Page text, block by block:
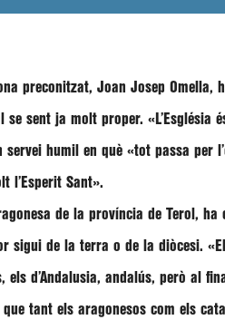
preconitzat, Joan Josep Omella,
se sent ja molt proper. «L’Església
servei humil en què «tot passa per
l’Esperit Sant».
de la província de Terol,
sigui de la terra o de la diòcesi.
els d’Andalusia, andalús, però al
tant els aragonesos com els